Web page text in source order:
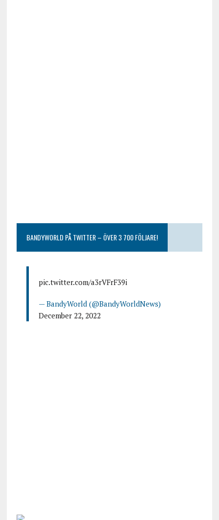
BANDYWORLD PÅ TWITTER – ÖVER 3 700 FÖLJARE!
pic.twitter.com/a3rVFrF39i
— BandyWorld (@BandyWorldNews)
December 22, 2022